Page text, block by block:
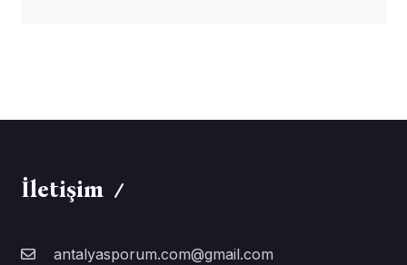
İletişim
antalyasporum.com@gmail.com